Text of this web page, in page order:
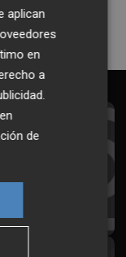
tu email
aplican
en
a
.
de